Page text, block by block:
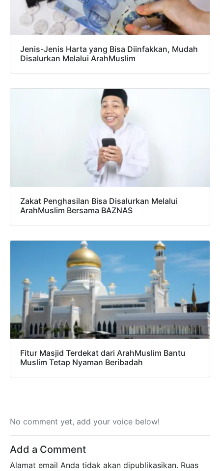
Jenis-Jenis Harta yang Bisa Diinfakkan, Mudah
Disalurkan Melalui ArahMuslim
Zakat Penghasilan Bisa Disalurkan Melalui
ArahMuslim Bersama BAZNAS
Fitur Masjid Terdekat dari ArahMuslim Bantu
Muslim Tetap Nyaman Beribadah
No comment yet, add your voice below!
Add a Comment
Alamat email Anda tidak akan dipublikasikan. Ruas